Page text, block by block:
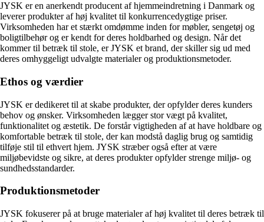
JYSK er en anerkendt producent af hjemmeindretning i Danmark og
leverer produkter af høj kvalitet til konkurrencedygtige priser.
Virksomheden har et stærkt omdømme inden for møbler, sengetøj og
boligtilbehør og er kendt for deres holdbarhed og design. Når det
kommer til betræk til stole, er JYSK et brand, der skiller sig ud med
deres omhyggeligt udvalgte materialer og produktionsmetoder.
Ethos og værdier
JYSK er dedikeret til at skabe produkter, der opfylder deres kunders
behov og ønsker. Virksomheden lægger stor vægt på kvalitet,
funktionalitet og æstetik. De forstår vigtigheden af at have holdbare og
komfortable betræk til stole, der kan modstå daglig brug og samtidig
tilføje stil til ethvert hjem. JYSK stræber også efter at være
miljøbevidste og sikre, at deres produkter opfylder strenge miljø- og
sundhedsstandarder.
Produktionsmetoder
JYSK fokuserer på at bruge materialer af høj kvalitet til deres betræk til